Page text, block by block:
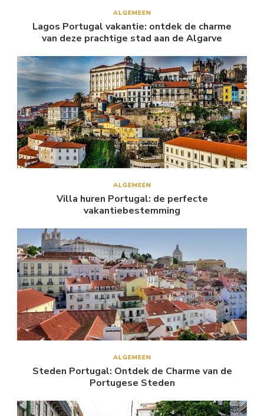
ALGEMEEN
Lagos Portugal vakantie: ontdek de charme
van deze prachtige stad aan de Algarve
ALGEMEEN
Villa huren Portugal: de perfecte
vakantiebestemming
ALGEMEEN
Steden Portugal: Ontdek de Charme van de
Portugese Steden